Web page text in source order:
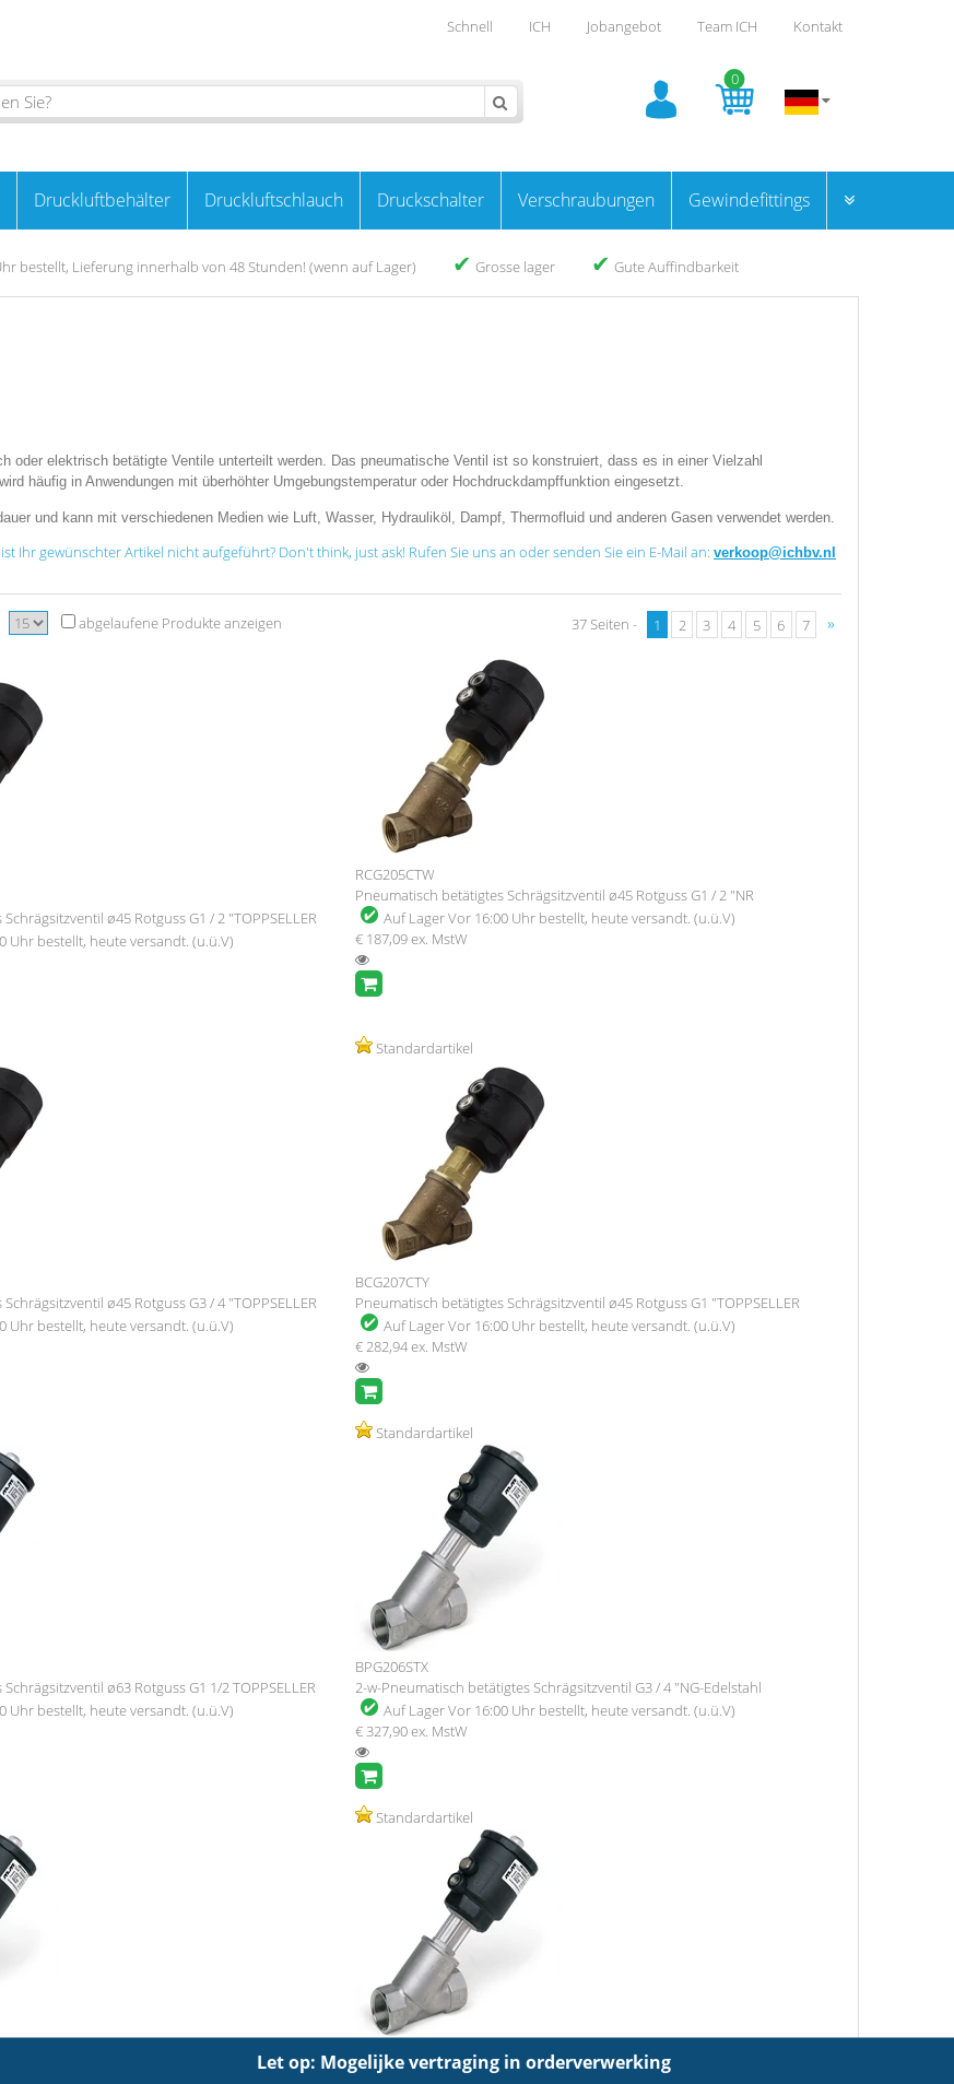
Schnell ICH Jobangebot Team ICH Kontakt
0
Druckluftbehälter Druckluftschlauch Druckschalter Verschraubungen Gewindefittings
bestellt, Lieferung innerhalb von 48 Stunden! (wenn auf Lager) ✔ Grosse lager ✔ Gute Auffindbarkeit
Let op: Mogelijke vertraging in orderverwerking
oder elektrisch betätigte Ventile unterteilt werden. Das pneumatische Ventil ist so konstruiert, dass es in einer Vielzahl
häufig in Anwendungen mit überhöhter Umgebungstemperatur oder Hochdruckdampffunktion eingesetzt.
und kann mit verschiedenen Medien wie Luft, Wasser, Hydrauliköl, Dampf, Thermofluid und anderen Gasen verwendet werden.
Ihr gewünschter Artikel nicht aufgeführt? Don't think, just ask! Rufen Sie uns an oder senden Sie ein E-Mail an: verkoop@ichbv.nl
abgelaufene Produkte anzeigen 37 Seiten - 1 2 3 4 5 6 7 »
ø45 Rotguss G1 / 2 "TOPPSELLER
Uhr bestellt, heute versandt. (u.ü.V)
RCG205CTW
Pneumatisch betätigtes Schrägsitzventil ø45 Rotguss G1 / 2 "NR
Auf LagerVor 16:00 Uhr bestellt, heute versandt. (u.ü.V)
€ 187,09ex. MstW
ø45 Rotguss G3 / 4 "TOPPSELLER
Uhr bestellt, heute versandt. (u.ü.V)
Standardartikel
BCG207CTY
Pneumatisch betätigtes Schrägsitzventil ø45 Rotguss G1 "TOPPSELLER
Auf LagerVor 16:00 Uhr bestellt, heute versandt. (u.ü.V)
€ 282,94ex. MstW
ø63 Rotguss G1 1/2 TOPPSELLER
Uhr bestellt, heute versandt. (u.ü.V)
Standardartikel
BPG206STX
2-w-Pneumatisch betätigtes Schrägsitzventil G3 / 4 "NG-Edelstahl
Auf LagerVor 16:00 Uhr bestellt, heute versandt. (u.ü.V)
€ 327,90ex. MstW
<->
Standardartikel
BPG208STZ
Ventil ø63 Edelstahl G1 1/4 "NG <->